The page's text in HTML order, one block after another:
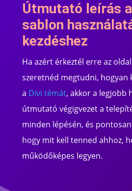
Útmutató leírás
sablon
kezdéshez
Ha azért érkeztél erre az
szeretnéd megtudni, hogyan
a Divi témát, akkor a legjobb
útmutató végigvezet a
minden lépésén, és
hogy mit kell tenned ahhoz,
működőképes legyen.